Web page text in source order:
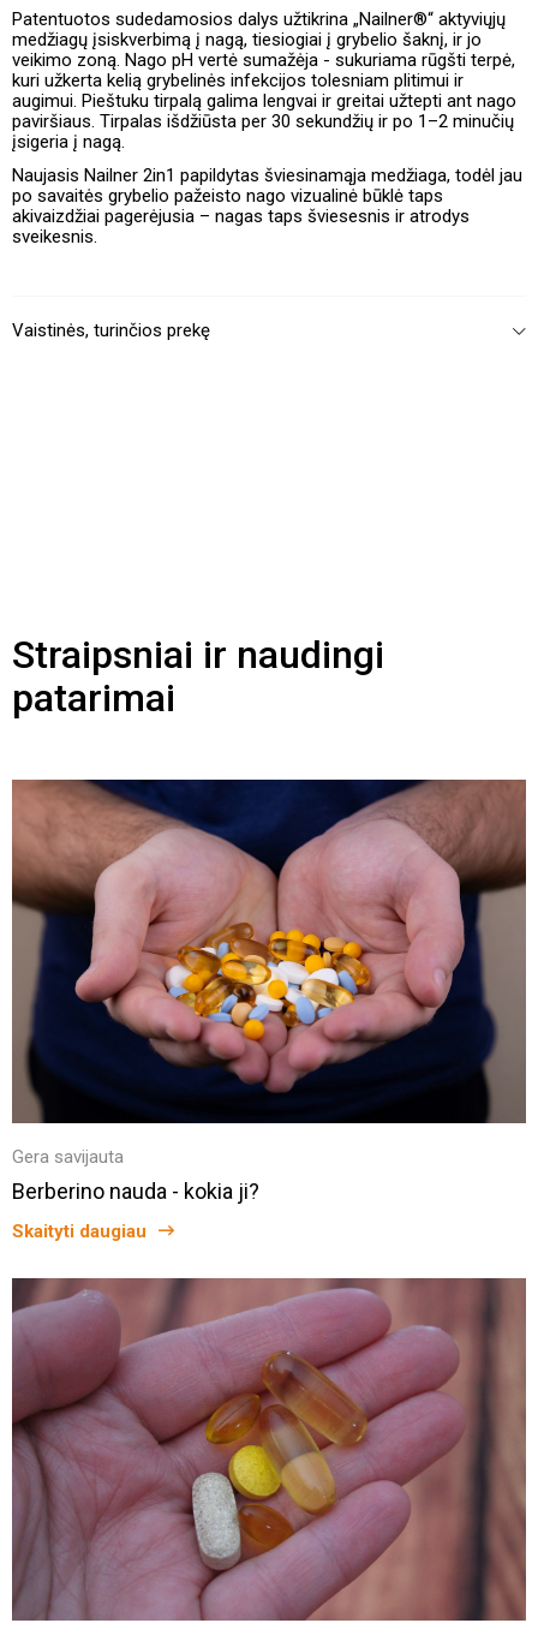
Patentuotos sudedamosios dalys užtikrina „Nailner®“ aktyviųjų
medžiagų įsiskverbimą į nagą, tiesiogiai į grybelio šaknį, ir jo
veikimo zoną. Nago pH vertė sumažėja - sukuriama rūgšti terpė,
kuri užkerta kelią grybelinės infekcijos tolesniam plitimui ir
augimui. Pieštuku tirpalą galima lengvai ir greitai užtepti ant nago
paviršiaus. Tirpalas išdžiūsta per 30 sekundžių ir po 1–2 minučių
įsigeria į nagą.
Naujasis Nailner 2in1 papildytas šviesinamąja medžiaga, todėl jau
po savaitės grybelio pažeisto nago vizualinė būklė taps
akivaizdžiai pagerėjusia – nagas taps šviesesnis ir atrodys
sveikesnis.
Vaistinės, turinčios prekę
Straipsniai ir naudingi
patarimai
Gera savijauta
Berberino nauda - kokia ji?
Skaityti daugiau